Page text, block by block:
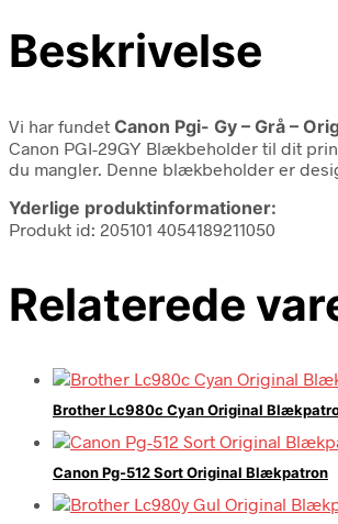
Beskrivelse
Vi har fundet Canon Pgi- Gy – Grå –
Canon PGI-29GY Blækbeholder til dit
du mangler. Denne blækbeholder er
Yderlige produktinformationer:
Produkt id: 205101 4054189211050
Relaterede
Brother Lc980c Cyan Original
Canon Pg-512 Sort Original Blækpatron